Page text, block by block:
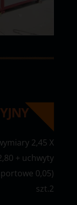
2,45 X
+ uchwyty
0,05)
szt.2